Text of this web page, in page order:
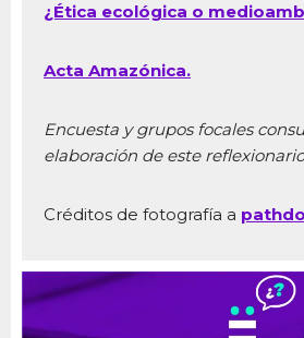
¿Ética ecológica o
Acta Amazónica.
Encuesta y grupos focales
elaboración de este
Créditos de fotografía a